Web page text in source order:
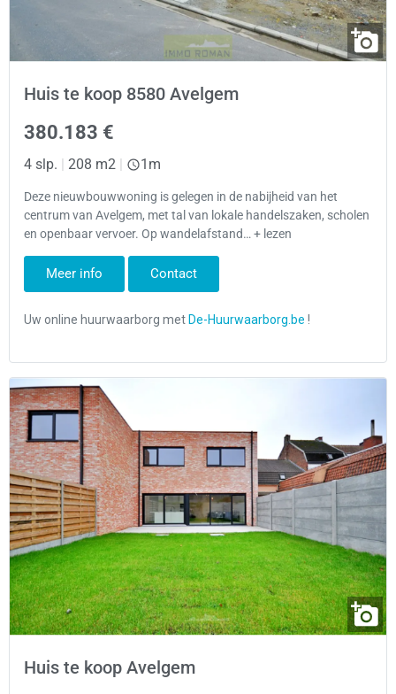
Huis te koop 8580 Avelgem
380.183 €
4 slp. | 208 m2 | 1m
Deze nieuwbouwwoning is gelegen in de nabijheid van het
centrum van Avelgem, met tal van lokale handelszaken, scholen
en openbaar vervoer. Op wandelafstand… + lezen
Meer info Contact
Huis te koop Avelgem